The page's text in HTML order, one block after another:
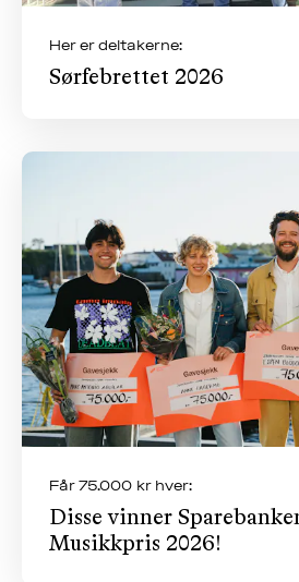
Her er deltakerne:
Sørfebrettet 2026
Får 75.000 kr hver:
Disse vinner
Musikkpris 2026!